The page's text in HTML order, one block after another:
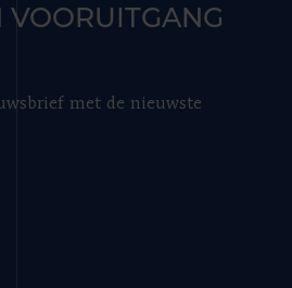
met de nieuwste